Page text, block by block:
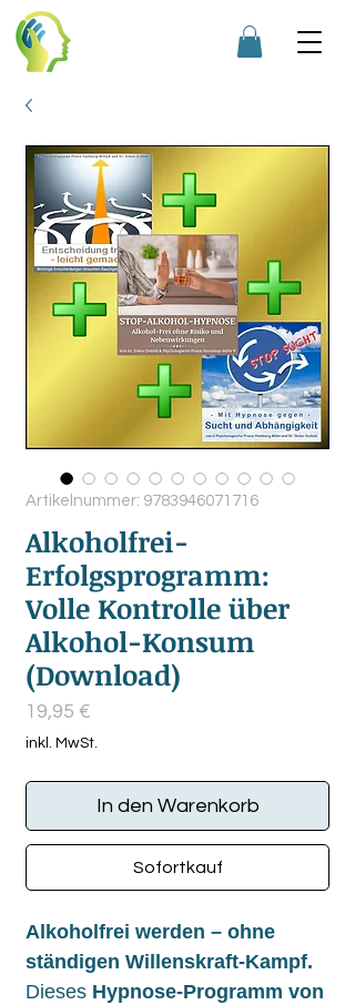
Artikelnummer: 9783946071716
Alkoholfrei-
Erfolgsprogramm:
Volle Kontrolle über
Alkohol-Konsum
(Download)
19,95 €
inkl. MwSt.
In den Warenkorb
Sofortkauf
Alkoholfrei werden – ohne
ständigen Willenskraft-Kampf.
Dieses Hypnose-Programm von